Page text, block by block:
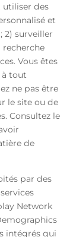
utiliser des
et
2) surveiller
recherche
Vous êtes
à tout
ne pas être
le site ou de
Consultez le
de
par des
Network
intégrés qui